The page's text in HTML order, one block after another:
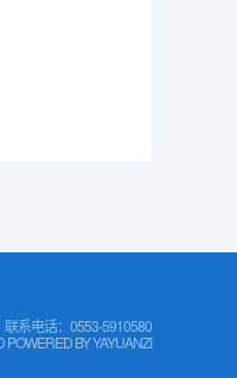
联系电话：0553-5910580
POWERED BYYAYUANZI